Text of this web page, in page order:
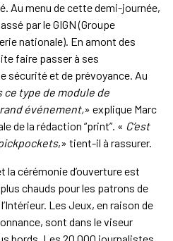
Au menu de cette demi-journée,
par le GIGN (Groupe
nationale). En amont des
faire passer à ses
sécurité et de prévoyance. Au
ce type de module de
événement,» explique Marc
de la rédaction “print”. « C’est
,» tient-il à rassurer.
la cérémonie d’ouverture est
chauds pour les patrons de
Les Jeux, en raison de
sont dans le viseur